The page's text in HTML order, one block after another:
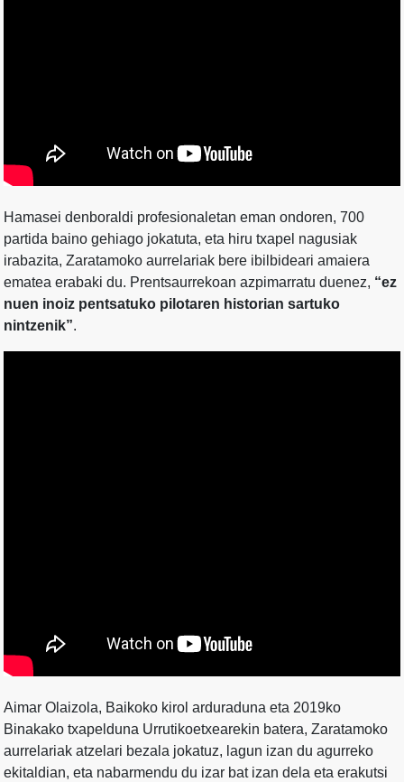
Hamasei denboraldi profesionaletan eman ondoren, 700
partida baino gehiago jokatuta, eta hiru txapel nagusiak
irabazita, Zaratamoko aurrelariak bere ibilbideari amaiera
ematea erabaki du. Prentsaurrekoan azpimarratu duenez, “ez
nuen inoiz pentsatuko pilotaren historian sartuko
nintzenik”.
Aimar Olaizola, Baikoko kirol arduraduna eta 2019ko
Binakako txapelduna Urrutikoetxearekin batera, Zaratamoko
aurrelariak atzelari bezala jokatuz, lagun izan du agurreko
ekitaldian, eta nabarmendu du izar bat izan dela eta erakutsi